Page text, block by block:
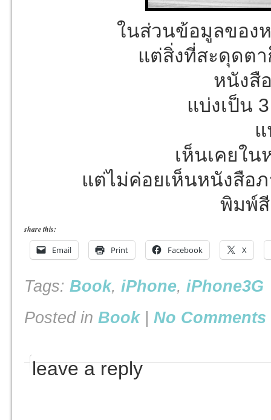
ในส่วนข้อมูลของ
แต่สิ่งที่สะดุดต
หนังสื
แบ่งเป็น
เห็นเคยใน
แต่ไม่ค่อยเห็นหนังสือ
พิมพ์
share this:
Email Print Facebook X
Tags: Book, iPhone, iPhone3G
Posted in Book| No Comments
leave a reply